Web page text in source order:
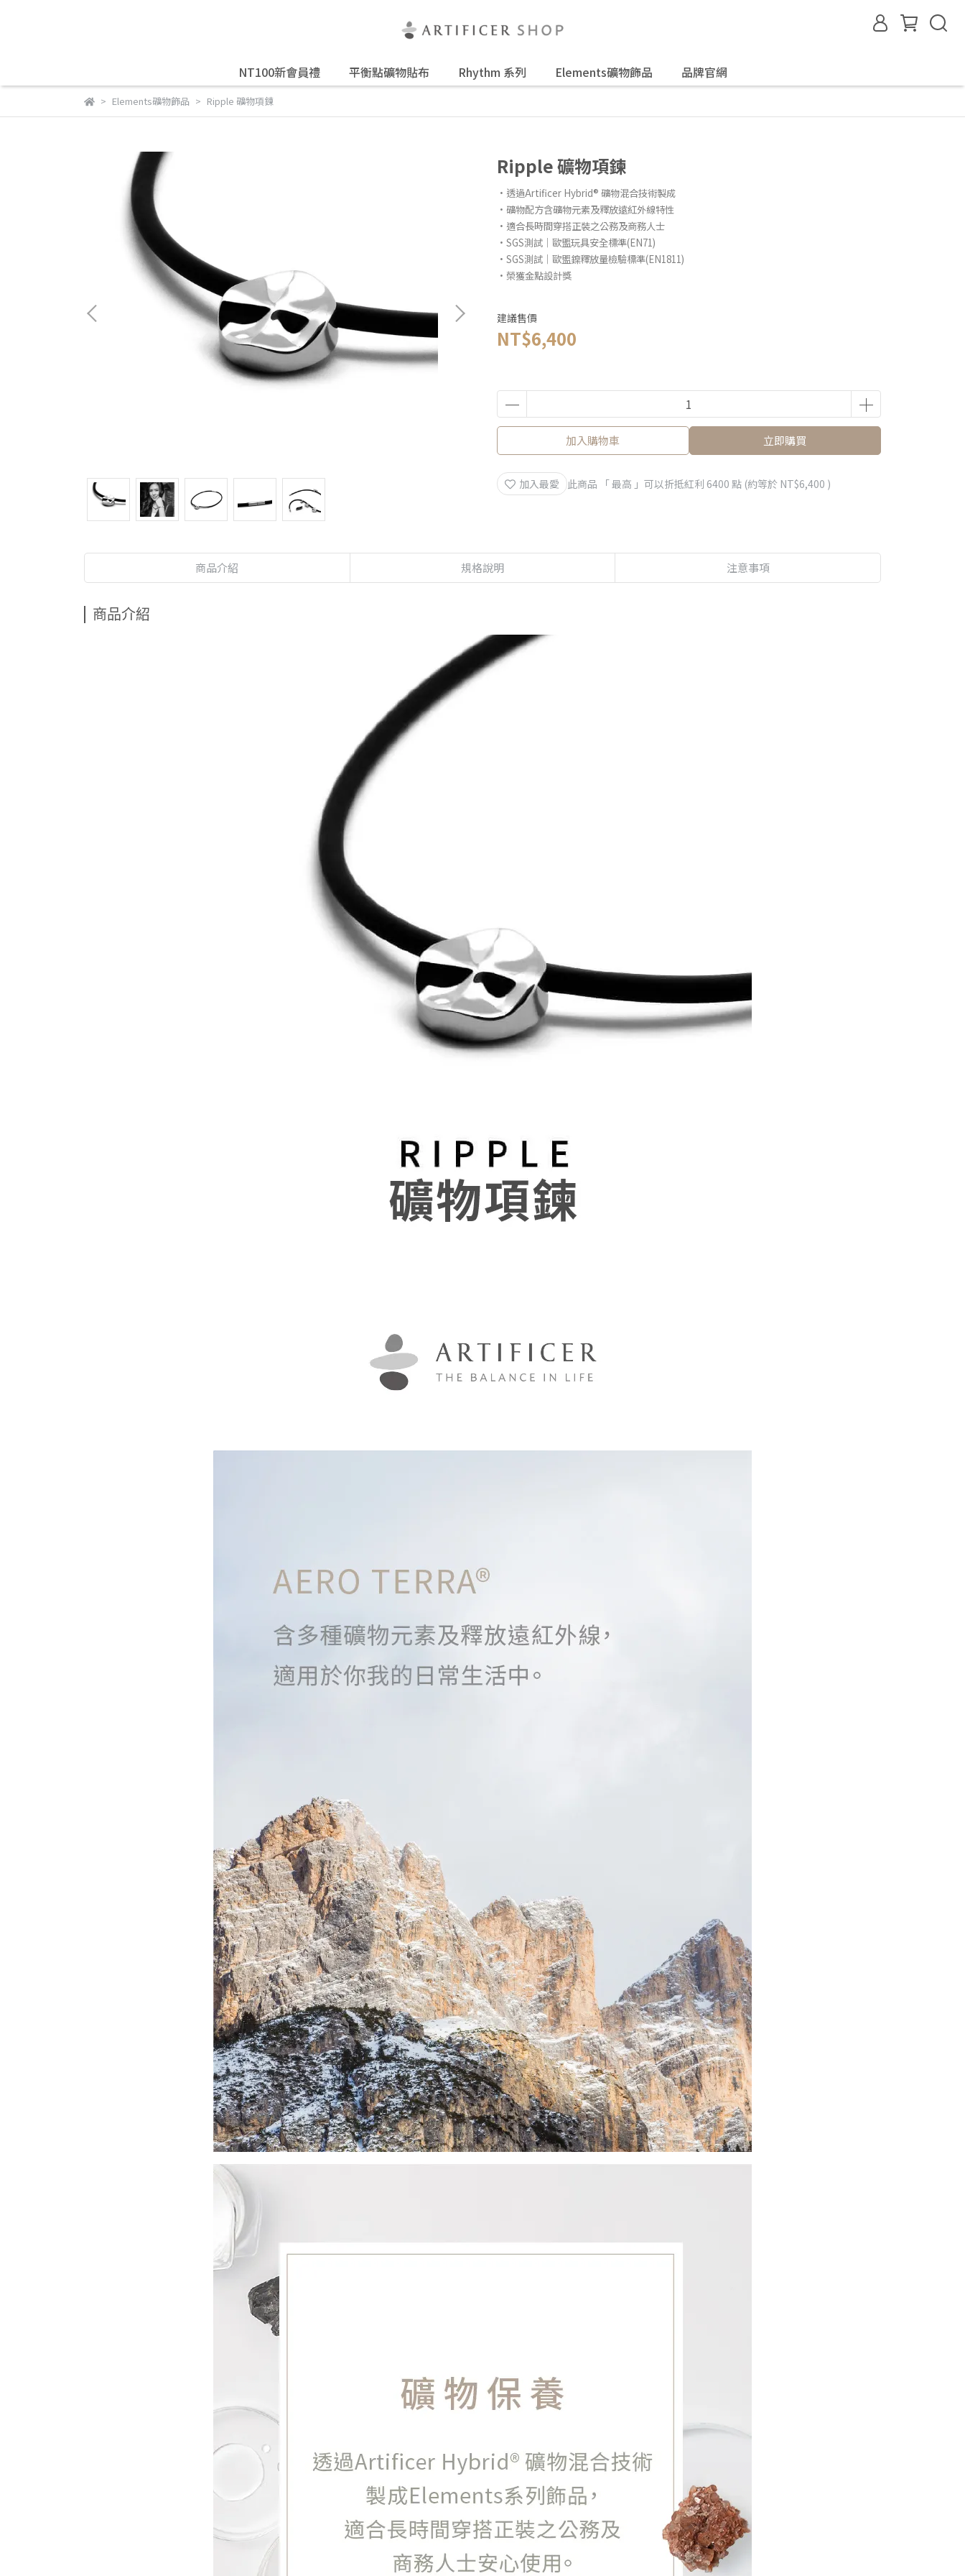
NT100新會員禮 平衡點礦物貼布 Rhythm 系列 Elements礦物飾品 品牌官網
Elements礦物飾品 Ripple 礦物項鍊
Ripple 礦物項鍊
·透過Artificer Hybrid® 礦物混合技術製成
·礦物配方含礦物元素及釋放遠紅外線特性
·適合長時間穿搭正裝之公務及商務人士
·SGS測試｜歐盟玩具安全標準(EN71)
·SGS測試｜歐盟鎳釋放量檢驗標準(EN1811)
·榮獲金點設計獎
建議售價
NT$6,400
加入購物車 立即購買
加入最愛 此商品 「 最高 」可以折抵紅利 6400 點 (約等於 NT$6,400 )
商品介紹 規格說明 注意事項
商品介紹